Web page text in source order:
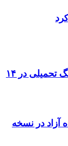
تولید محتوای حقوقی با موضوع جنگ‌ تحمیلی در ۱۴
آزاد در نسخه